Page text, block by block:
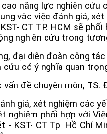
năng lực nghiên
vào việc đánh giá,
CT TP. HCM sẽ
nghiên cứu trong
đại diện đoàn công
cứu có ý nghĩa quan
đề chuyên môn,
giá, xét nghiệm các
nghiệm phối hợp với
- KST- CT Tp. Hồ Chí